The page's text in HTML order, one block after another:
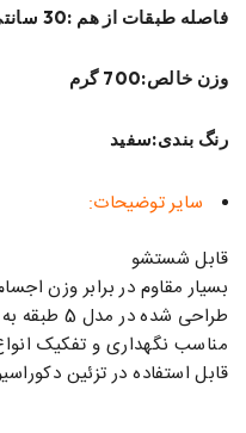
فاصله طبقات از هم :30 سانتی متر
وزن خالص:700 گرم
رنگ بندی:سفید
سایر توضیحات:
قابل شستشو
بسیار مقاوم در برابر وزن
طراحی شده در مدل 5 طبقه به شکل ربع دایره
مناسب نگهداری و تفکیک
قابل استفاده در تزئین